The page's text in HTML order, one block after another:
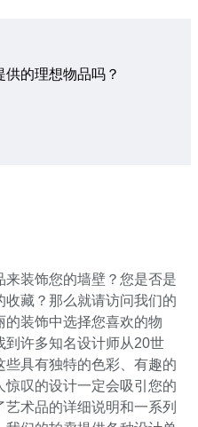
的理想物品吗？
装饰您的墙壁？您是否是
藏？那么就请访问我们的
的装饰中选择您喜欢的物
到许多知名设计师从20世
具有独特的色彩、有趣的
叹的设计一定会吸引您的
术品的详细说明和一系列